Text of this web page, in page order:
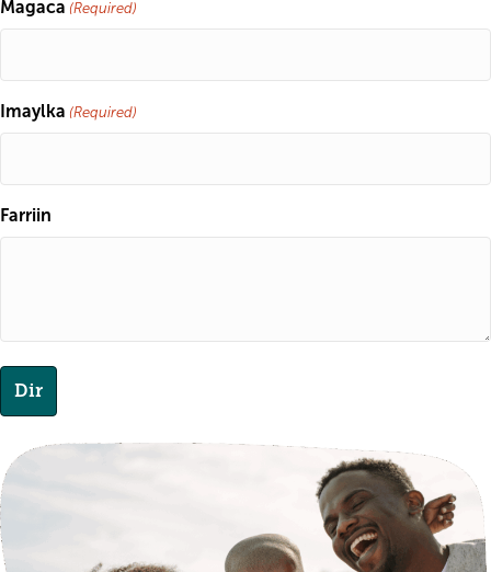
Magaca (Required)
Imaylka (Required)
Farriin